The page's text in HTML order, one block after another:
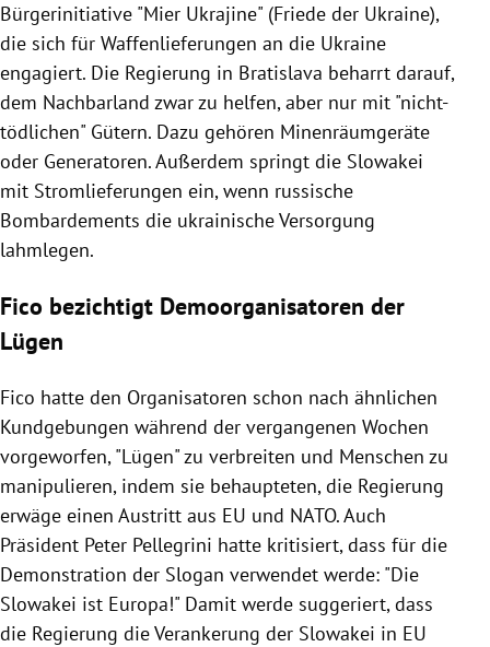
Bürgerinitiative "Mier Ukrajine" (Friede der Ukraine),
die sich für Waffenlieferungen an die Ukraine
engagiert. Die Regierung in Bratislava beharrt darauf,
dem Nachbarland zwar zu helfen, aber nur mit "nicht-
tödlichen" Gütern. Dazu gehören Minenräumgeräte
oder Generatoren. Außerdem springt die Slowakei
mit Stromlieferungen ein, wenn russische
Bombardements die ukrainische Versorgung
lahmlegen.
Fico bezichtigt Demoorganisatoren der
Lügen
Fico hatte den Organisatoren schon nach ähnlichen
Kundgebungen während der vergangenen Wochen
vorgeworfen, "Lügen" zu verbreiten und Menschen zu
manipulieren, indem sie behaupteten, die Regierung
erwäge einen Austritt aus EU und NATO. Auch
Präsident Peter Pellegrini hatte kritisiert, dass für die
Demonstration der Slogan verwendet werde: "Die
Slowakei ist Europa!" Damit werde suggeriert, dass
die Regierung die Verankerung der Slowakei in EU